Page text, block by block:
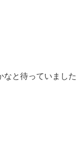
なと待っていました